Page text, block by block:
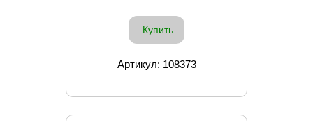
Купить
Артикул: 108373